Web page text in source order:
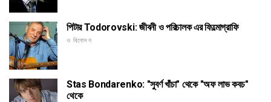
পিটার Todorovski: জীবনী ও পরিচালক এর ফিল্মোগ্রাফি
ও বিনোদন
Stas Bondarenko: "সুবর্ণ খাঁচা" থেকে "অফ লাভ কবচ"
থেকে